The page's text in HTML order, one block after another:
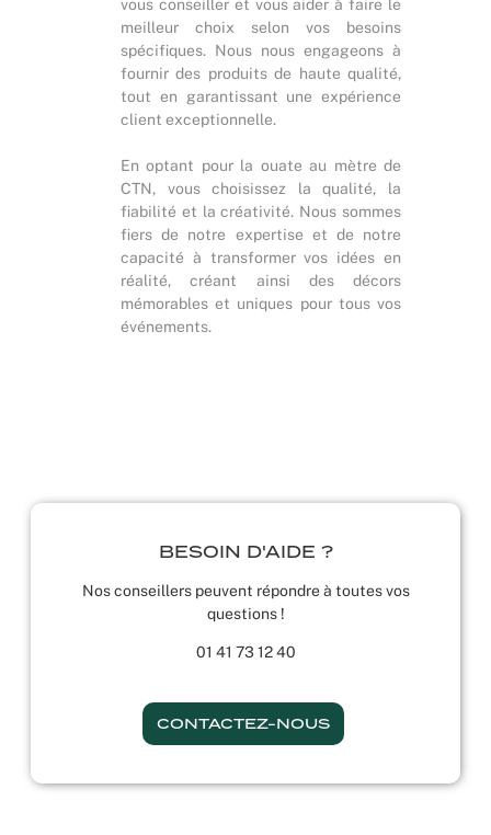
vous conseiller et vous aider à faire le
meilleur choix selon vos besoins
spécifiques. Nous nous engageons à
fournir des produits de haute qualité,
tout en garantissant une expérience
client exceptionnelle.
En optant pour la ouate au mètre de
CTN, vous choisissez la qualité, la
fiabilité et la créativité. Nous sommes
fiers de notre expertise et de notre
capacité à transformer vos idées en
réalité, créant ainsi des décors
mémorables et uniques pour tous vos
événements.
BESOIN D'AIDE ?
Nos conseillers peuvent répondre à toutes vos
questions !
01 41 73 12 40
CONTACTEZ-NOUS